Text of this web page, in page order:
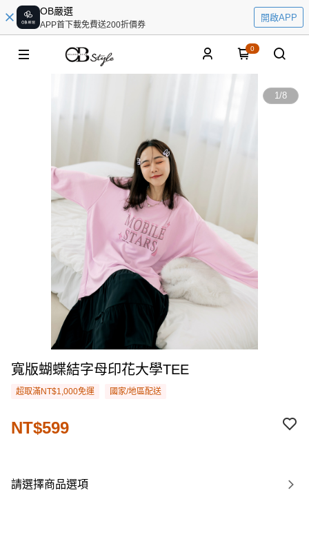
OB嚴選
APP首下載免費送200折價券
開啟APP
0
1/8
寬版蝴蝶結字母印花大學TEE
超取滿NT$1,000免運 國家/地區配送
NT$599
請選擇商品選項